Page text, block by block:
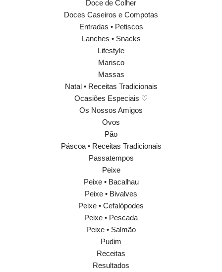
Doce de Colher
Doces Caseiros e Compotas
Entradas • Petiscos
Lanches • Snacks
Lifestyle
Marisco
Massas
Natal • Receitas Tradicionais
Ocasiões Especiais ♡
Os Nossos Amigos
Ovos
Pão
Páscoa • Receitas Tradicionais
Passatempos
Peixe
Peixe • Bacalhau
Peixe • Bivalves
Peixe • Cefalópodes
Peixe • Pescada
Peixe • Salmão
Pudim
Receitas
Resultados